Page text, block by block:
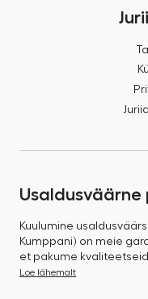
Kuulumine
Kumppani) on meie
et pakume
Loe lähemalt